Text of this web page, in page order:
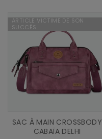
SAC À MAIN CROSSBODY
CABAÏA DELHI
ARTICLE VICTIME DE SON
SUCCÈS